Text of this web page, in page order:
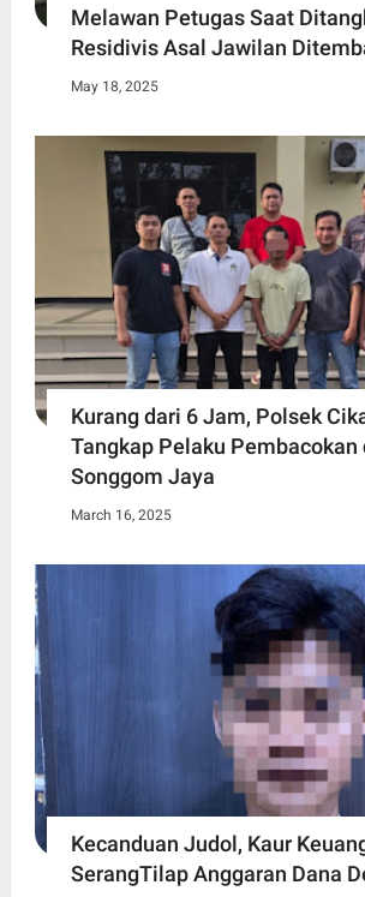
Melawan Petugas Saat
Residivis Asal Jawilan
May 18, 2025
Kurang dari 6 Jam, Polsek
Tangkap Pelaku Pembacokan
Songgom Jaya
March 16, 2025
Kecanduan Judol, Kaur
SerangTilap Anggaran Dana